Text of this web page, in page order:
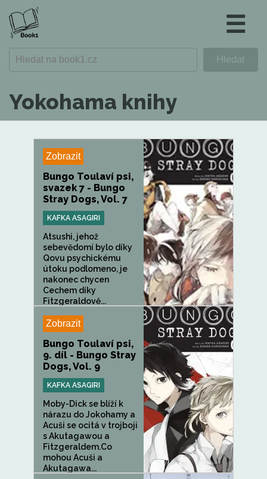
☰
Yokohama knihy
Zobrazit
Bungo Toulaví psi,
svazek 7 - Bungo
Stray Dogs, Vol. 7
KAFKA ASAGIRI
Atsushi, jehož
sebevědomí bylo díky
Qovu psychickému
útoku podlomeno, je
nakonec chycen
Cechem díky
Fitzgeraldově...
Zobrazit
Bungo Toulaví psi,
9. díl - Bungo Stray
Dogs, Vol. 9
KAFKA ASAGIRI
Moby-Dick se blíží k
nárazu do Jokohamy a
Acuši se ocitá v trojboji
s Akutagawou a
Fitzgeraldem.Co
mohou Acuši a
Akutagawa...